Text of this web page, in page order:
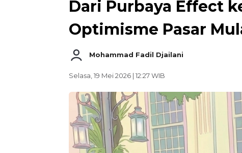
Dari Purbaya Effect
Optimisme Pasar
Mohammad Fadil Djailani
Selasa, 19 Mei 2026 | 12:27 WIB